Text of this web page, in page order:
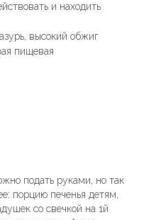
и находить
высокий обжиг
пищевая
подать руками, но так
порцию печенья детям,
со свечкой на 1й